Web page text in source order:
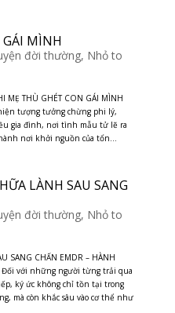
MÌNH
đời thường, Nhỏ to
MẸ THÙ GHÉT CON GÁI MÌNH
tượng tưởng chừng phi lý,
gia đình, nơi tình mẫu tử lẽ ra
nơi khởi nguồn của tổn...
LÀNH SAU SANG
đời thường, Nhỏ to
SANG CHẤN EMDR – HÀNH
Đối với những người từng trải qua
ký ức không chỉ tồn tại trong
mà còn khắc sâu vào cơ thể như